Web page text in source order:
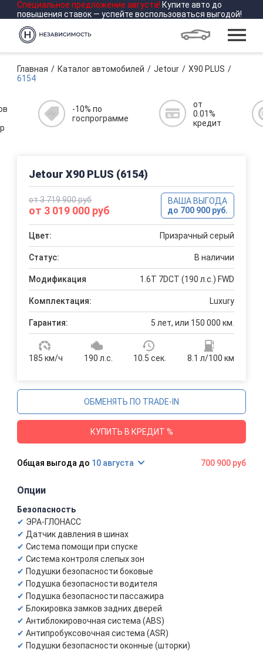
Специальное предложение августа! Купите авто до
повышения ставок — успейте воспользоваться выгодой!
Главная Каталог автомобилей Jetour
X90 PLUS
6154
-10% по
госпрограмме
от
0.01%
кредит
Jetour X90 PLUS (6154)
от 3 719 900 руб
от 3 019 000 руб
ВАША ВЫГОДА
до 700 900 руб.
Цвет: Призрачный серый
Статус: В наличии
Модификация 1.6T 7DCT (190 л.с.) FWD
Комплектация: Luxury
Гарантия: 5 лет, или 150 000 км.
185 км/ч 190 л.с. 10.5 сек. 8.1 л/100 км
КУПИТЬ В КРЕДИТ %
ОБМЕНЯТЬ ПО TRADE-IN
10 августа 700 900 руб
Опции
Безопасность
ЭРА-ГЛОНАСС
Датчик давления в шинах
Система помощи при спуске
Система контроля слепых зон
Подушки безопасности боковые
Подушка безопасности водителя
Подушка безопасности пассажира
Блокировка замков задних дверей
Антиблокировочная система (ABS)
Антипробуксовочная система (ASR)
Подушки безопасности оконные (шторки)